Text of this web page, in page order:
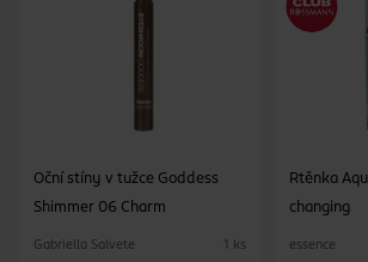
Oční stíny v tužce Goddess
Shimmer 06 Charm
Gabriella Salvete 1 ks
Rtěnka
changing
essence